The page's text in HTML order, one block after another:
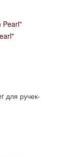
для ручек-